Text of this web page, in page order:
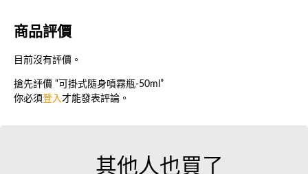
商品評價
目前沒有評價。
搶先評價 “可掛式隨身噴霧瓶-50ml”
你必須登入才能發表評論。
其他人也買了